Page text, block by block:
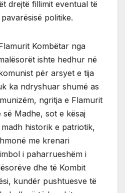
drejtë fillimit eventual të
politike.
Kombëtar nga
ishte hedhur në
për arsyet e tija
ka ndryshuar shumë as
ngritja e Flamurit
së Madhe, sot e kësaj
historik e patriotik,
me krenari
i paharrueshëm i
dhe të Kombit
kundër pushtuesve të